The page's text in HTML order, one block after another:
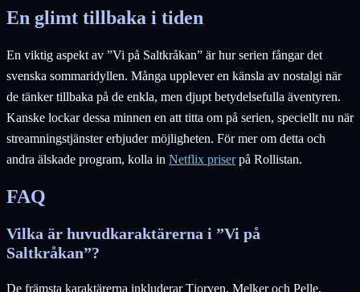
En glimt tillbaka i tiden
En viktig aspekt av ”Vi på Saltkråkan” är hur serien fångar det
svenska sommaridyllen. Många upplever en känsla av nostalgi när
de tänker tillbaka på de enkla, men djupt betydelsefulla äventyren.
Kanske lockar dessa minnen en att titta om på serien, speciellt nu när
streamningstjänster erbjuder möjligheten. För mer om detta och
andra älskade program, kolla in Netflix priserpå Rollistan.
FAQ
Vilka är huvudkaraktärerna i ”Vi på
Saltkråkan”?
De främsta karaktärerna inkluderar Tjorven, Melker och Pelle,